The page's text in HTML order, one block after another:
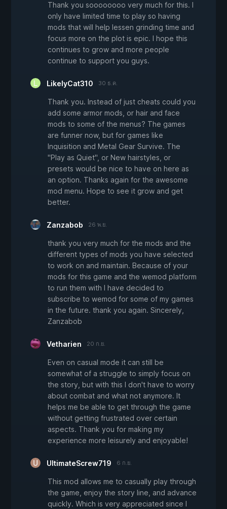
Thank you soooooooo very much for this. I
only have limited time to play so having
mods that will help lessen grinding time and
focus more on the plot is epic. I hope this
continues to grow and more people
continue to support you guys.
LikelyCat310 30 ธ.ค.
Thank you. Instead of just cheats could you
add some armor mods, or hair and face
mods to some of the menus? The games
are funner now, but for games like
Inquisition and Metal Gear Survive. The
"Play as Quiet", or New hairstyles, or
presets would be nice to have on here as
an option. Thanks again for the awesome
mod menu. Hope to see it grow and get
better.
Zanzabob 26 พ.ย.
thank you very much for the mods and the
different types of mods you have selected
to work on and maintain. Because of your
mods for this game and the wemod platform
to run them with I have decided to
subscribe to wemod for some of my games
in the future. thank you again. Sincerely,
Zanzabob
Vetharien 20 ก.ย.
Even on casual mode it can still be
somewhat of a struggle to simply focus on
the story, but with this I don't have to worry
about combat and what not anymore. It
helps me be able to get through the game
without getting frustrated over certain
aspects. Thank you for making my
experience more leisurely and enjoyable!
UltimateScrew719 6 ก.ย.
This mod allows me to casually play through
the game, enjoy the story line, and advance
quickly. Which is very appreciated since I